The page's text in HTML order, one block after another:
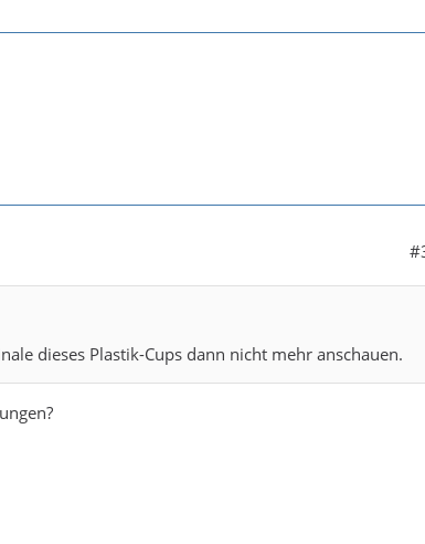
dieses Plastik-Cups dann nicht mehr anschauen.